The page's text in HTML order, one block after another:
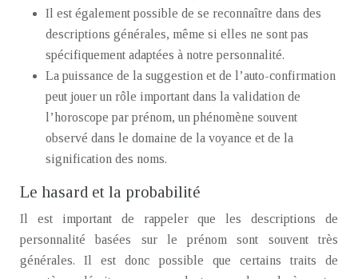
Il est également possible de se reconnaître dans des
descriptions générales, même si elles ne sont pas
spécifiquement adaptées à notre personnalité.
La puissance de la suggestion et de l’auto-confirmation
peut jouer un rôle important dans la validation de
l’horoscope par prénom, un phénomène souvent
observé dans le domaine de la voyance et de la
signification des noms.
Le hasard et la probabilité
Il est important de rappeler que les descriptions de
personnalité basées sur le prénom sont souvent très
générales. Il est donc possible que certains traits de